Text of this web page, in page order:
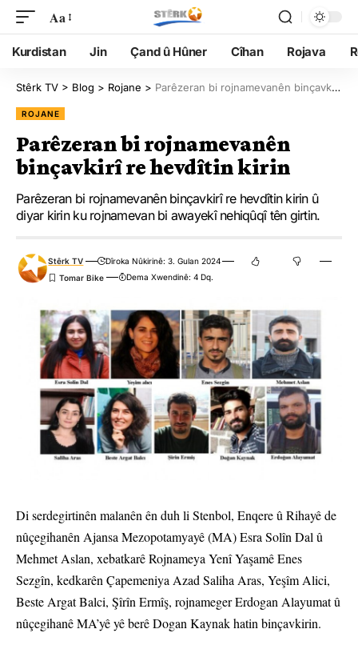
Aa
Kurdistan Jin Çand û Hûner Cîhan Rojava
Stêrk TV > Blog > Rojane > Parêzeran bi rojnamevanên binçavkirî re hevdîtin kirin
ROJANE
Parêzeran bi rojnamevanên
binçavkirî re hevdîtin kirin
Parêzeran bi rojnamevanên binçavkirî re hevdîtin kirin û
diyar kirin ku rojnamevan bi awayekî nehiqûqî tên girtin.
Stêrk TV
Dîroka Nûkirinê: 3. Gulan 2024
Dema Xwendinê: 4 Dq.
Di serdegirtinên malanên ên duh li Stenbol, Enqere û Rihayê de
nûçegihanên Ajansa Mezopotamyayê (MA) Esra Solîn Dal û
Mehmet Aslan, xebatkarê Rojnameya Yenî Yaşamê Enes
Sezgîn, kedkarên Çapemeniya Azad Saliha Aras, Yeşîm Alici,
Beste Argat Balci, Şîrîn Ermîş, rojnameger Erdogan Alayumat û
nûçegihanê MA’yê yê berê Dogan Kaynak hatin binçavkirin.